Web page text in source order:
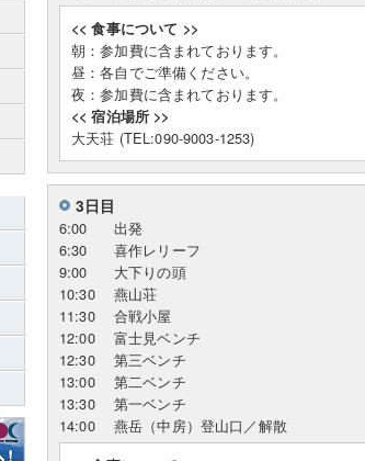
<< 食事について >>
朝：参加費に含まれております。
昼：各自でご準備ください。
夜：参加費に含まれております。
<< 宿泊場所 >>
大天荘 (TEL:090-9003-1253)
3日目
6:00
出発
6:30
喜作レリーフ
9:00
大下りの頭
10:30
燕山荘
11:30
合戦小屋
12:00
富士見ベンチ
12:30
第三ベンチ
13:00
第二ベンチ
13:30
第一ベンチ
14:00
燕岳（中房）登山口／解散